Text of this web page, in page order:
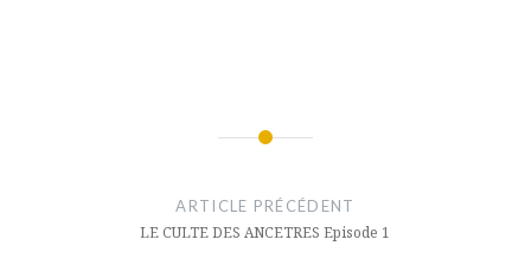
ARTICLE PRÉCÉDENT
LE CULTE DES ANCETRES Episode 1